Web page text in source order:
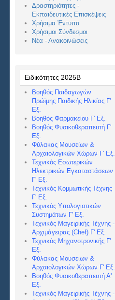
Δραστηριότητες -
Εκπαιδευτικές Επισκέψεις
Χρήσιμα Έντυπα
Χρήσιμοι Σύνδεσμοι
Νέα - Ανακοινώσεις
Ειδικότητες 2025Β
Βοηθός Παιδαγωγών
Πρώϊμης Παιδικής Ηλικίας Γ'
Εξ.
Βοηθός Φαρμακείου Γ' Εξ.
Βοηθός Φυσικοθεραπευτή Γ'
Εξ.
Φύλακας Μουσείων &
Αρχαιολογικών Χώρων Γ' Εξ.
Τεχνικός Εσωτερικών
Ηλεκτρικών Εγκαταστάσεων
Γ' Εξ.
Τεχνικός Κομμωτικής Τέχνης
Γ' Εξ.
Τεχνικός Υπολογιστικών
Συστημάτων Γ' Εξ.
Τεχνικός Μαγειρικής Τέχνης -
Αρχιμάγειρας (Chef) Γ' Εξ.
Τεχνικός Μηχανοτρονικής Γ'
Εξ.
Φύλακας Μουσείων &
Αρχαιολογικών Χώρων Γ' Εξ.
Βοηθός Φυσικοθεραπευτή Α'
Εξ.
Τεχνικός Μαγειρικής Τέχνης -